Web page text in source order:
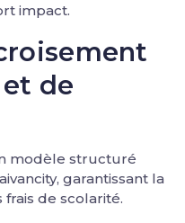
impact.
et de
modèle structuré
garantissant la
de scolarité.